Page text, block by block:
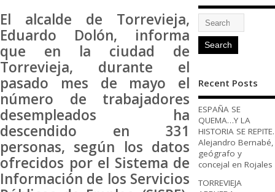
El alcalde de Torrevieja,
Eduardo Dolón, informa
que en la ciudad de
Torrevieja, durante el
pasado mes de mayo el
número de trabajadores
desempleados ha
descendido en 331
personas, según los datos
ofrecidos por el Sistema de
Información de los Servicios
Recent Posts
ESPAÑA SE
QUEMA…Y LA
HISTORIA SE REPITE.
Alejandro Bernabé,
geógrafo y
concejal en Rojales
TORREVIEJA